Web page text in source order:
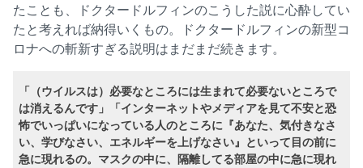
たことも、ドクタードルフィンのこうした説に心酔してい
たと考えれば納得いくもの。ドクタードルフィンの新型コ
ロナへの斬新すぎる説明はまだまだ続きます。
「（ウイルスは）必要なところには生まれて必要ないところで
は消えるんです」「インターネットやメディアを見て不安と恐
怖でいっぱいになっている人のところに『あなた、気付きなさ
い、学びなさい、エネルギーを上げなさい』といって目の前に
急に現れるの。マスクの中に、隔離してる部屋の中に急に現れ